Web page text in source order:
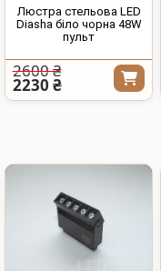
Люстра стельова LED
Diasha біло чорна 48W
пульт
2600 ₴
2230 ₴